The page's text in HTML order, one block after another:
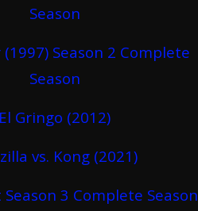
Season
Season 2 Complete
Season
El Gringo (2012)
vs. Kong (2021)
3 Complete Season